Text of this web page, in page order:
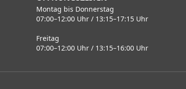
Montag bis Donnerstag
07:00–12:00 Uhr / 13:15–17:15 Uhr
Freitag
07:00–12:00 Uhr / 13:15–16:00 Uhr